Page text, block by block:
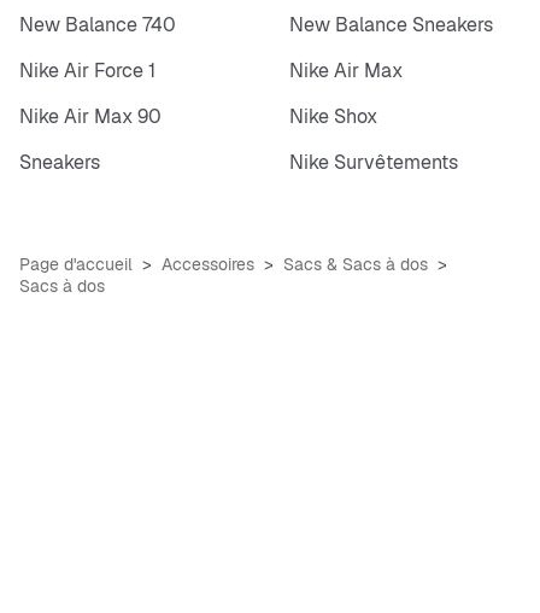
New Balance 740
New Balance Sneakers
Nike Air Force 1
Nike Air Max
Nike Air Max 90
Nike Shox
Sneakers
Nike Survêtements
Page d'accueil Accessoires
Sacs & Sacs à dos
Sacs à dos